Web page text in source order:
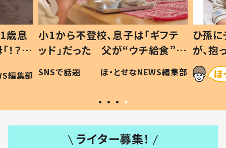
歳息
？」
編集部
小1から不登校、息子は「ギフテ
ッド」だった 父が“ウチ給食”を
作り続ける理由とは #令和の親
#令和の子
SNSで話題 ほ・とせなNEWS編集部
ひ孫
が、
「涙が
い」
ライター募集！